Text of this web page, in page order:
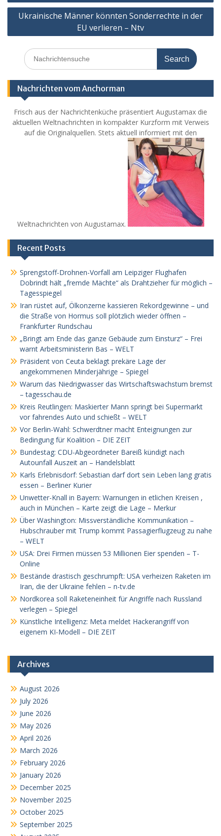
Ukrainische Männer könnten Sonderrechte in der
EU verlieren – Ntv
Search
for:
Nachrichten vom Anchorman
Frisch aus der Nachrichtenküche präsentiert Augustamax die
aktuellen Weltnachrichten in kompakter Kurzform mit Verweis
auf die Originalquellen. Stets aktuell informiert mit den
Weltnachrichten von Augustamax.
Recent Posts
Sprengstoff-Drohnen-Vorfall am Leipziger Flughafen
Dobrindt hält „fremde Mächte“ als Drahtzieher für möglich –
Tagesspiegel
Iran rüstet auf, Ölkonzerne kassieren Rekordgewinne – und
die Straße von Hormus soll plötzlich wieder öffnen –
Frankfurter Rundschau
„Bringt am Ende das ganze Gebäude zum Einsturz“ – Frei
warnt Arbeitsministerin Bas – WELT
Präsident von Ceuta beklagt prekäre Lage der
angekommenen Minderjährige – Spiegel
Warum das Niedrigwasser das Wirtschaftswachstum bremst
– tagesschau.de
Kreis Reutlingen: Maskierter Mann springt bei Supermarkt
vor fahrendes Auto und schießt – WELT
Vor Berlin-Wahl: Schwerdtner macht Enteignungen zur
Bedingung für Koalition – DIE ZEIT
Bundestag: CDU-Abgeordneter Bareiß kündigt nach
Autounfall Auszeit an – Handelsblatt
Karls Erlebnisdorf: Sebastian darf dort sein Leben lang gratis
essen – Berliner Kurier
Unwetter-Knall in Bayern: Warnungen in etlichen Kreisen ,
auch in München – Karte zeigt die Lage – Merkur
Über Washington: Missverständliche Kommunikation –
Hubschrauber mit Trump kommt Passagierflugzeug zu nahe
– WELT
USA: Drei Firmen müssen 53 Millionen Eier spenden – T-
Online
Bestände drastisch geschrumpft: USA verheizen Raketen im
Iran, die der Ukraine fehlen – n-tv.de
Nordkorea soll Raketeneinheit für Angriffe nach Russland
verlegen – Spiegel
Künstliche Intelligenz: Meta meldet Hackerangriff von
eigenem KI-Modell – DIE ZEIT
Archives
August 2026
July 2026
June 2026
May 2026
April 2026
March 2026
February 2026
January 2026
December 2025
November 2025
October 2025
September 2025